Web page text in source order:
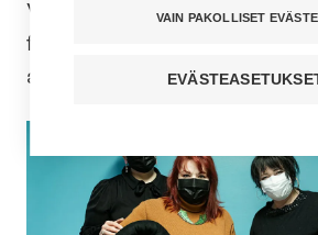
Vakinaista asuntoa ry:lle
fleecepuseroita ja sukkia
asunnottomille.
VAIN PAKOLLISET